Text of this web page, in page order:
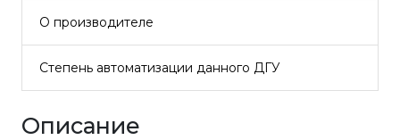
О производителе
Степень автоматизации данного ДГУ
Описание